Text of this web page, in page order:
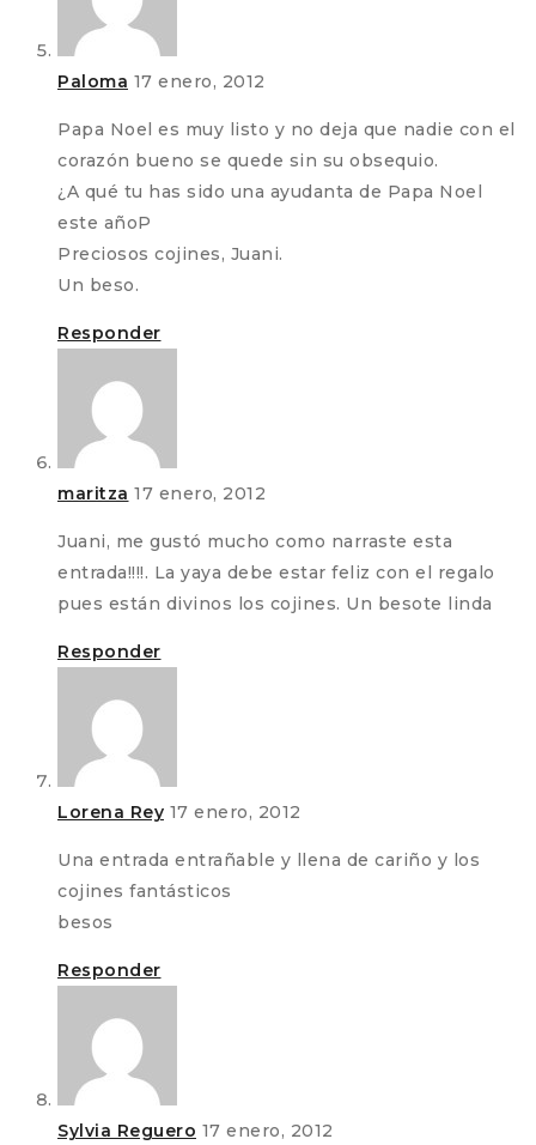
Paloma 17 enero, 2012
Papa Noel es muy listo y no deja que nadie con el
corazón bueno se quede sin su obsequio.
¿A qué tu has sido una ayudanta de Papa Noel
este añoP
Preciosos cojines, Juani.
Un beso.
Responder
maritza 17 enero, 2012
Juani, me gustó mucho como narraste esta
entrada!!!!. La yaya debe estar feliz con el regalo
pues están divinos los cojines. Un besote linda
Responder
Lorena Rey 17 enero, 2012
Una entrada entrañable y llena de cariño y los
cojines fantásticos
besos
Responder
Sylvia Reguero 17 enero, 2012